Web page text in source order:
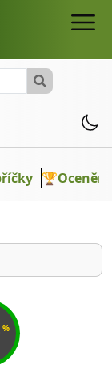
🏆Ocenění
%